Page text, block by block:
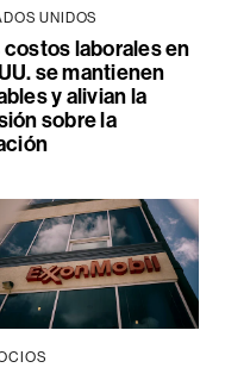
UNIDOS
costos laborales en
se mantienen
y alivian la
sobre la